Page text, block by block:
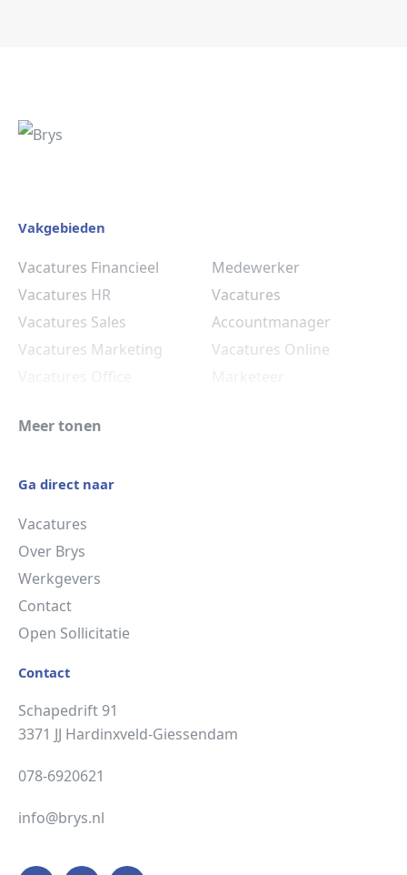
Vakgebieden
Vacatures Financieel
Vacatures HR
Vacatures Sales
Vacatures Marketing
Medewerker
Medewerker
Vacatures
Accountmanager
Vacatures Online
Meer tonen
Ga direct naar
Vacatures
Over Brys
Werkgevers
Contact
Open Sollicitatie
Contact
Schapedrift 91
3371 JJ Hardinxveld-Giessendam
078-6920621
info@brys.nl